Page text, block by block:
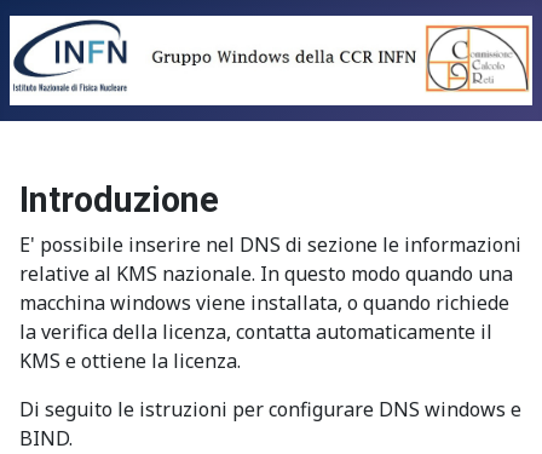
Introduzione
E' possibile inserire nel DNS di sezione le informazioni
relative al KMS nazionale. In questo modo quando una
macchina windows viene installata, o quando richiede
la verifica della licenza, contatta automaticamente il
KMS e ottiene la licenza.
Di seguito le istruzioni per configurare DNS windows e
BIND.